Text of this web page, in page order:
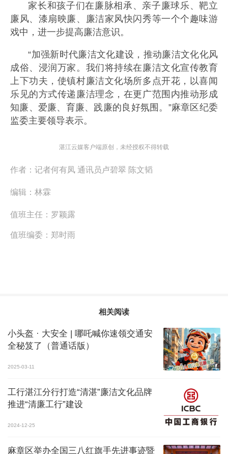
家长和孩子们在廉脉相承、亲子廉球乐、靶立
廉风、漆扇映廉、廉洁家风快闪秀等一个个趣味游
戏中，进一步提高廉洁意识。
“加强新时代廉洁文化建设，推动廉洁文化化风
成俗、浸润万家。我们将持续在廉洁文化宣传教育
上下功夫，使镇村廉洁文化场所多点开花，以喜闻
乐见的方式传递廉洁理念，在更广范围内推动形成
知廉、爱廉、育廉、践廉的良好氛围。”麻章区纪委
监委主要领导表示。
湛江云媒客户端原创，未经授权不得转载
作者： 记者何有凤 通讯员卢碧翠 陈文韬
编辑： 林霖
值班主任： 罗颖露
值班编委： 郑时雨
相关阅读
小头盔 · 大安全 | 哪吒喊你速领交通安
全秘笈了（普通话版）
2025-03-11
工行湛江分行打造“清湛”廉洁文化品牌
推进“清廉工行”建设
2024-12-25
麻章区举办全国三八红旗手先进事迹暨